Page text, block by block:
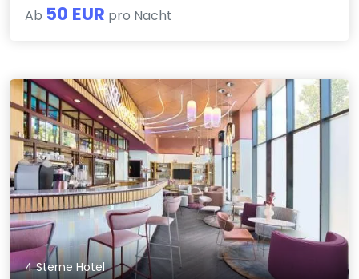
Ab 50 EUR pro Nacht
4 Sterne Hotel